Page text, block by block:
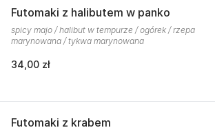
Futomaki z halibutem w panko
spicy majo / halibut w tempurze / ogórek / rzepa
marynowana / tykwa marynowana
34,00 zł
Futomaki z krabem